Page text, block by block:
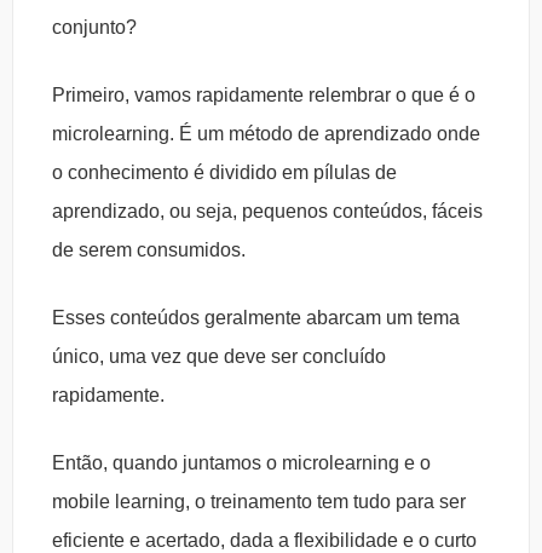
conjunto?
Primeiro, vamos rapidamente relembrar o que é o
microlearning. É um método de aprendizado onde
o conhecimento é dividido em pílulas de
aprendizado, ou seja, pequenos conteúdos, fáceis
de serem consumidos.
Esses conteúdos geralmente abarcam um tema
único, uma vez que deve ser concluído
rapidamente.
Então, quando juntamos o microlearning e o
mobile learning, o treinamento tem tudo para ser
eficiente e acertado, dada a flexibilidade e o curto